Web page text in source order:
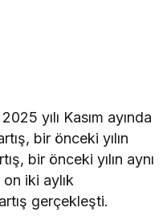
yılı Kasım ayında
bir önceki yılın
bir önceki yılın aynı
iki aylık
gerçekleşti.